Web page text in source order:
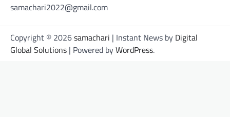
samachari2022@gmail.com
Copyright © 2026samachari | Instant News by Digital
Global Solutions | Powered byWordPress.